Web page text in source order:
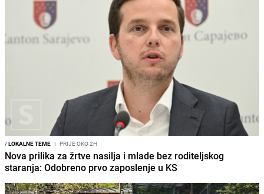
/LOKALNE TEME I PRIJE OKO 2H
Nova prilika za žrtve nasilja i mlade bez roditeljskog
staranja: Odobreno prvo zaposlenje u KS